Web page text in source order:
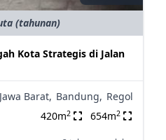
(tahunan)
Kota Strategis di Jalan
Jawa Barat, Bandung, Regol
420m2 654m2